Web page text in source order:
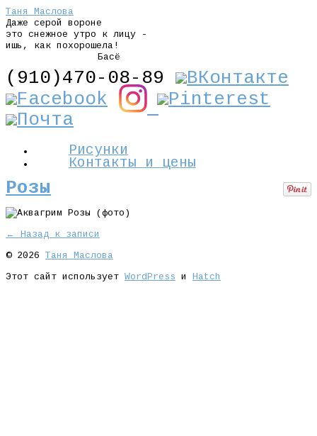
Таня Маслова
Даже серой вороне
это снежное утро к лицу -
ишь, как похорошела!
Басё
(910)470-08-89
Рисунки
Контакты и цены
Розы
← Назад к записи
© 2026 Таня Маслова
Этот сайт использует WordPress и Hatch